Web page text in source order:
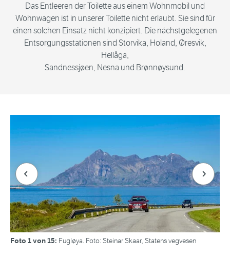
Das Entleeren der Toilette aus einem Wohnmobil und
Wohnwagen ist in unserer Toilette nicht erlaubt. Sie sind für
einen solchen Einsatz nicht konzipiert. Die nächstgelegenen
Entsorgungsstationen sind Storvika, Holand, Øresvik,
Hellåga,
Sandnessjøen, Nesna und Brønnøysund.
Forrige bilde
Foto 1 von 15: Fugløya. Foto: Steinar Skaar, Statens vegvesen
Neste